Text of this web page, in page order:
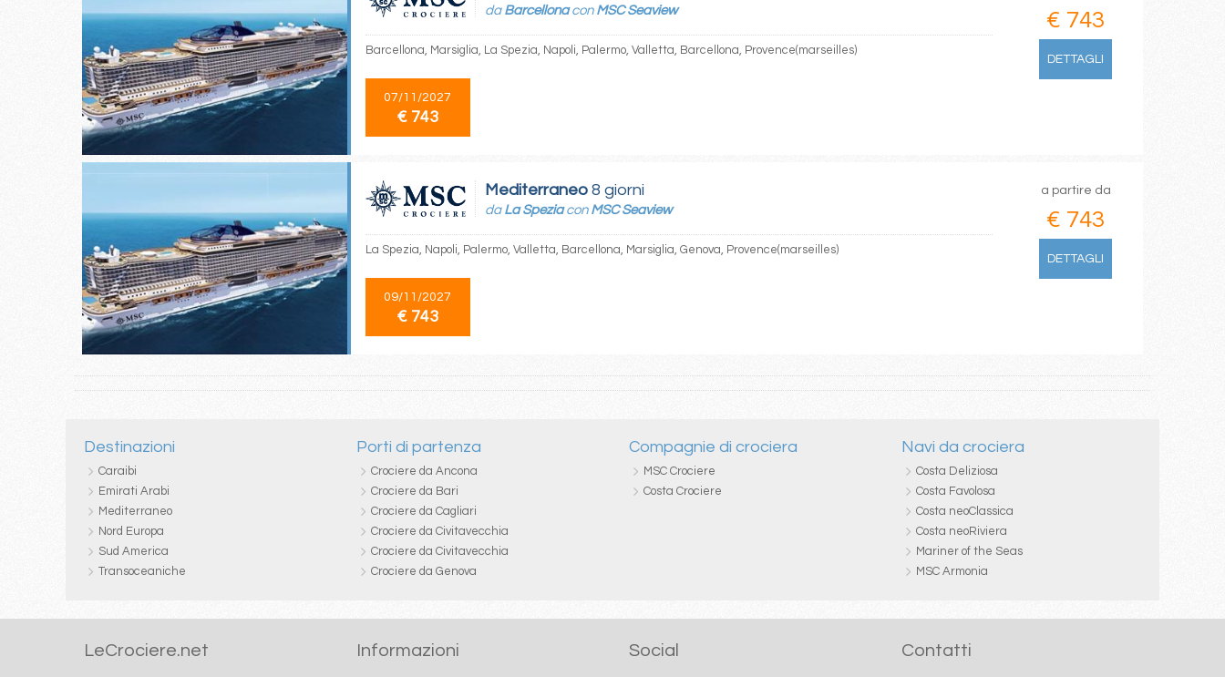
da Barcellonacon MSC Seaview
Barcellona, Marsiglia, La Spezia, Napoli, Palermo, Valletta, Barcellona, Provence(marseilles)
07/11/2027
€ 743
€ 743
DETTAGLI
Mediterraneo 8 giorni
da La Speziacon MSC Seaview
La Spezia, Napoli, Palermo, Valletta, Barcellona, Marsiglia, Genova, Provence(marseilles)
09/11/2027
€ 743
a partire da
€ 743
DETTAGLI
Destinazioni
Caraibi
Emirati Arabi
Mediterraneo
Nord Europa
Sud America
Transoceaniche
Porti di partenza
Crociere da Ancona
Crociere da Bari
Crociere da Cagliari
Crociere da Civitavecchia
Crociere da Civitavecchia
Crociere da Genova
Compagnie di crociera
MSC Crociere
Costa Crociere
Navi da crociera
Costa Deliziosa
Costa Favolosa
Costa neoClassica
Costa neoRiviera
Mariner of the Seas
MSC Armonia
LeCrociere.net Informazioni Social Contatti